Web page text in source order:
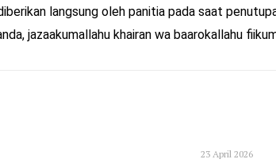
langsung oleh panitia pada saat
jazaakumallahu khairan wa baarokallahu
23 April 2026